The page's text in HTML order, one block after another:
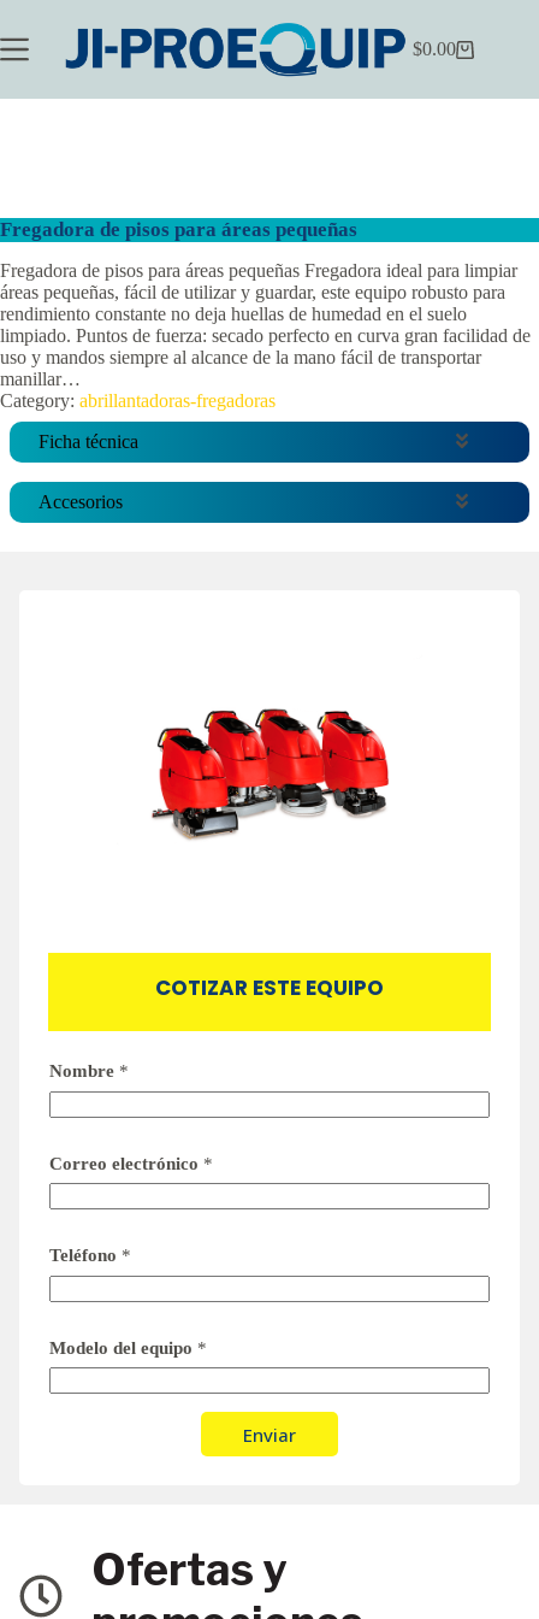
contenido
Carrito
compra
$0.00
Fregadora de pisos para áreas pequeñas
Fregadora de pisos para áreas pequeñas Fregadora ideal para limpiar
áreas pequeñas, fácil de utilizar y guardar, este equipo robusto para
rendimiento constante no deja huellas de humedad en el suelo
limpiado. Puntos de fuerza: secado perfecto en curva gran facilidad de
uso y mandos siempre al alcance de la mano fácil de transportar
manillar…
Category: abrillantadoras-fregadoras
Ficha técnica
Accesorios
COTIZAR ESTE EQUIPO
Nombre *
Correo electrónico *
Teléfono *
Modelo del equipo *
Enviar
Ofertas y